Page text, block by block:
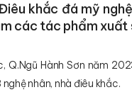
khắc đá mỹ
các tác phẩm xuất
Q.Ngũ Hành Sơn năm
nhân, nhà điêu khắc.